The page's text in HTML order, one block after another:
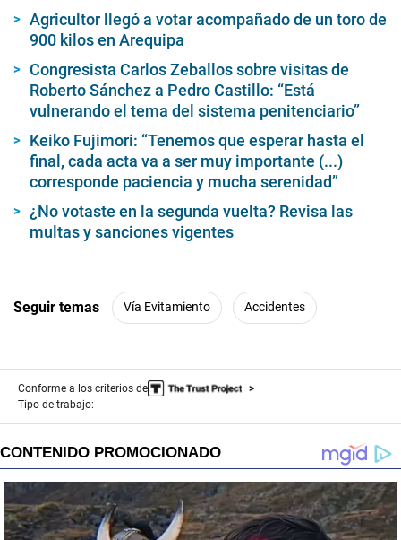
Agricultor llegó a votar acompañado de un toro de
900 kilos en Arequipa
Congresista Carlos Zeballos sobre visitas de
Roberto Sánchez a Pedro Castillo: “Está
vulnerando el tema del sistema penitenciario”
Keiko Fujimori: “Tenemos que esperar hasta el
final, cada acta va a ser muy importante (...)
corresponde paciencia y mucha serenidad”
¿No votaste en la segunda vuelta? Revisa las
multas y sanciones vigentes
Seguir temas Vía Evitamiento Accidentes
Conforme a los criterios de
Tipo de trabajo: